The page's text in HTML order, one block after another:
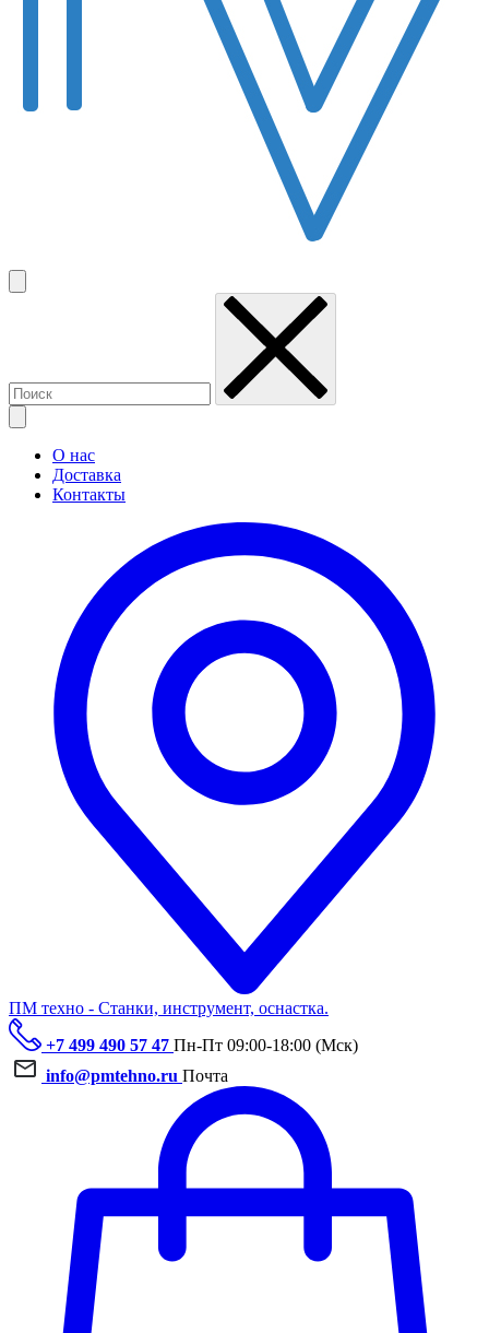
О нас
Доставка
Контакты
ПМ техно - Станки, инструмент, оснастка.
+7 499 490 57 47 Пн-Пт 09:00-18:00 (Мск)
info@pmtehno.ru Почта